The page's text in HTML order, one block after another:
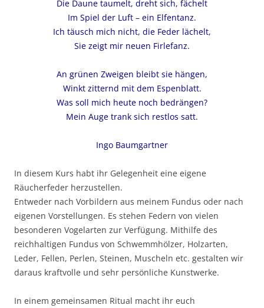
Die Daune taumelt, dreht sich, fächelt
Im Spiel der Luft – ein Elfentanz.
Ich täusch mich nicht, die Feder lächelt,
Sie zeigt mir neuen Firlefanz.
An grünen Zweigen bleibt sie hängen,
Winkt zitternd mit dem Espenblatt.
Was soll mich heute noch bedrängen?
Mein Auge trank sich restlos satt.
Ingo Baumgartner
In diesem Kurs habt ihr Gelegenheit eine eigene
Räucherfeder herzustellen.
Entweder nach Vorbildern aus meinem Fundus oder nach
eigenen Vorstellungen. Es stehen Federn von vielen
besonderen Vogelarten zur Verfügung. Mithilfe des
reichhaltigen Fundus von Schwemmhölzer, Holzarten,
Leder, Fellen, Perlen, Steinen, Muscheln etc. gestalten wir
daraus kraftvolle und sehr persönliche Kunstwerke.
In einem gemeinsamen Ritual macht ihr euch